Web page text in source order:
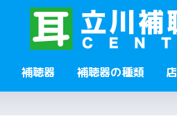
補聴器 補聴器の種類